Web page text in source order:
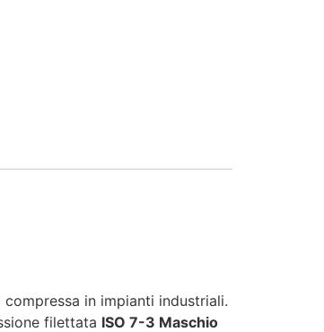
in impianti industriali.
filettata ISO 7-3 Maschio